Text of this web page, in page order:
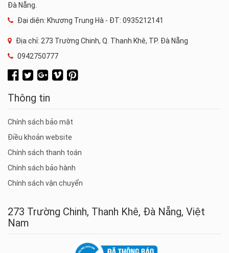
Đà Nẵng.
Đại diện: Khương Trung Hà - ĐT: 0935212141
Địa chỉ: 273 Trường Chinh, Q. Thanh Khê, TP. Đà Nẵng
0942750777
Thông tin
Chính sách bảo mật
Điều khoản website
Chính sách thanh toán
Chính sách bảo hành
Chính sách vận chuyển
273 Trường Chinh, Thanh Khê, Đà Nẵng, Việt
Nam